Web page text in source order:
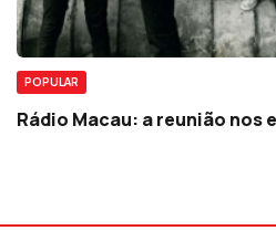
POPULAR
Rádio Macau: a reunião nos